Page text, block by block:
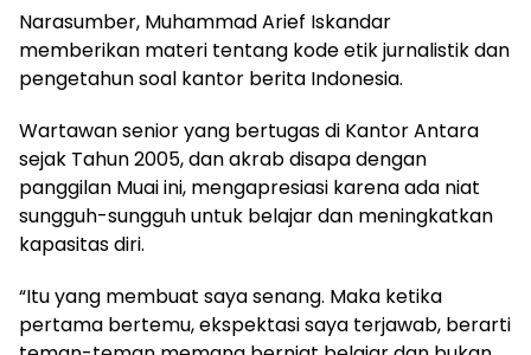
Narasumber, Muhammad Arief Iskandar
memberikan materi tentang kode etik jurnalistik dan
pengetahun soal kantor berita Indonesia.
Wartawan senior yang bertugas di Kantor Antara
sejak Tahun 2005, dan akrab disapa dengan
panggilan Muai ini, mengapresiasi karena ada niat
sungguh-sungguh untuk belajar dan meningkatkan
kapasitas diri.
“Itu yang membuat saya senang. Maka ketika
pertama bertemu, ekspektasi saya terjawab, berarti